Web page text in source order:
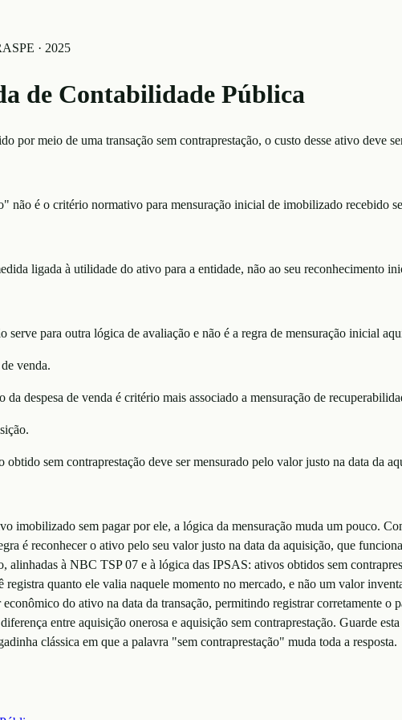
· 2025
de Contabilidade Pública
por meio de uma transação sem contraprestação, o custo desse ativo deve
não é o critério normativo para mensuração inicial de imobilizado recebido
ligada à utilidade do ativo para a entidade, não ao seu reconhecimento
serve para outra lógica de avaliação e não é a regra de mensuração inicial
venda.
despesa de venda é critério mais associado a mensuração de
sem contraprestação deve ser mensurado pelo valor justo na data da
imobilizado sem pagar por ele, a lógica da mensuração muda um pouco.
é reconhecer o ativo pelo seu valor justo na data da aquisição, que
alinhadas à NBC TSP 07 e à lógica das IPSAS: ativos obtidos sem
registra quanto ele valia naquele momento no mercado, e não um valor
do ativo na data da transação, permitindo registrar corretamente
entre aquisição onerosa e aquisição sem contraprestação. Guarde
clássica em que a palavra "sem contraprestação" muda toda a resposta.